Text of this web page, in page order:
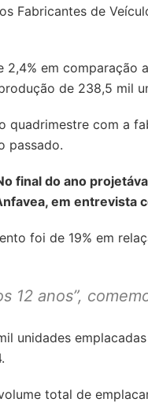
Fabricantes de
em comparação
de 238,5 mil
quadrimestre com a
passado.
final do ano
em
foi de 19% em
12 anos”,
unidades
total de